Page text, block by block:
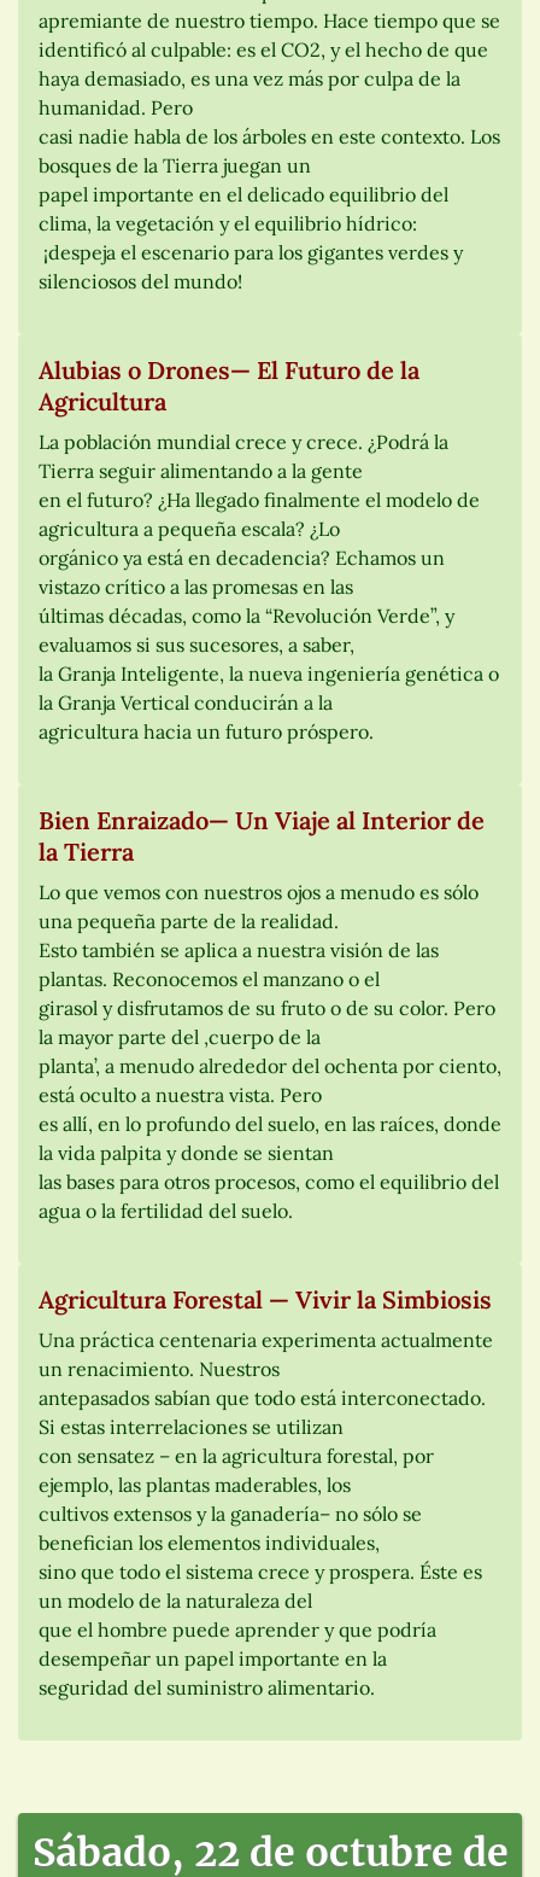
apremiante de nuestro tiempo. Hace tiempo que se
identificó al culpable: es el CO2, y el hecho de que
haya demasiado, es una vez más por culpa de la
humanidad. Pero
casi nadie habla de los árboles en este contexto. Los
bosques de la Tierra juegan un
papel importante en el delicado equilibrio del
clima, la vegetación y el equilibrio hídrico:
¡despeja el escenario para los gigantes verdes y
silenciosos del mundo!
Alubias o Drones— El Futuro de la
Agricultura
La población mundial crece y crece. ¿Podrá la
Tierra seguir alimentando a la gente
en el futuro? ¿Ha llegado finalmente el modelo de
agricultura a pequeña escala? ¿Lo
orgánico ya está en decadencia? Echamos un
vistazo crítico a las promesas en las
últimas décadas, como la “Revolución Verde”, y
evaluamos si sus sucesores, a saber,
la Granja Inteligente, la nueva ingeniería genética o
la Granja Vertical conducirán a la
agricultura hacia un futuro próspero.
Bien Enraizado— Un Viaje al Interior de
la Tierra
Lo que vemos con nuestros ojos a menudo es sólo
una pequeña parte de la realidad.
Esto también se aplica a nuestra visión de las
plantas. Reconocemos el manzano o el
girasol y disfrutamos de su fruto o de su color. Pero
la mayor parte del ,cuerpo de la
planta’, a menudo alrededor del ochenta por ciento,
está oculto a nuestra vista. Pero
es allí, en lo profundo del suelo, en las raíces, donde
la vida palpita y donde se sientan
las bases para otros procesos, como el equilibrio del
agua o la fertilidad del suelo.
Agricultura Forestal — Vivir la Simbiosis
Una práctica centenaria experimenta actualmente
un renacimiento. Nuestros
antepasados sabían que todo está interconectado.
Si estas interrelaciones se utilizan
con sensatez – en la agricultura forestal, por
ejemplo, las plantas maderables, los
cultivos extensos y la ganadería– no sólo se
benefician los elementos individuales,
sino que todo el sistema crece y prospera. Éste es
un modelo de la naturaleza del
que el hombre puede aprender y que podría
desempeñar un papel importante en la
seguridad del suministro alimentario.
Sábado, 22 de octubre de